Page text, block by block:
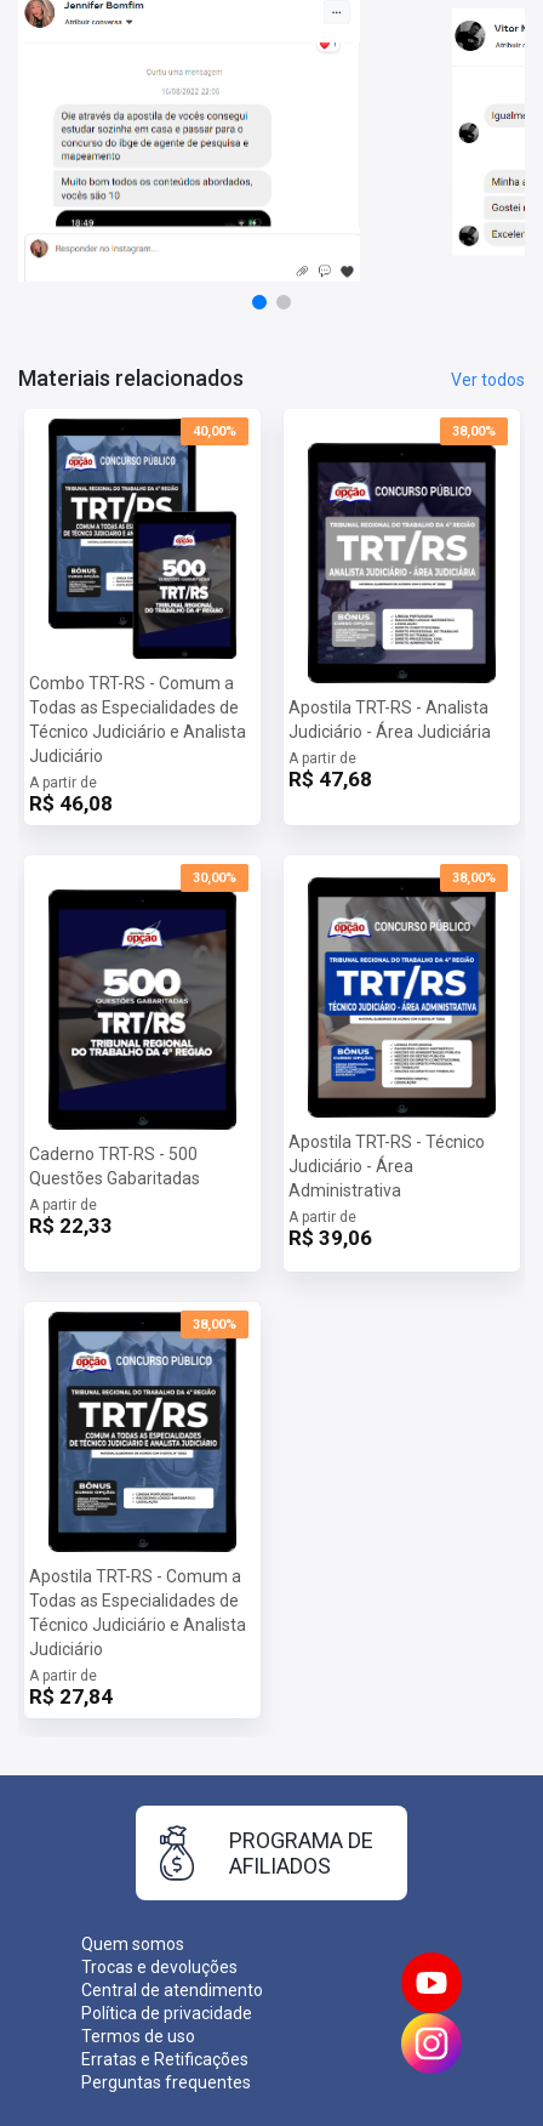
Vantagens de estudar com este Material:
- O conteúdo está organizado de forma a facilitar o treinamento
do candidato;
- Conheça o perfil da banca e direcione melhor seus estudos.
Materiais relacionados Ver todos
40,00%
Combo TRT-RS - Comum a
Todas as Especialidades de
Técnico Judiciário e Analista
Judiciário
A partir de
R$ 46,08
38,00%
Apostila TRT-RS - Analista
Judiciário - Área Judiciária
A partir de
R$ 47,68
30,00%
Caderno TRT-RS - 500
Questões Gabaritadas
A partir de
R$ 22,33
38,00%
Apostila TRT-RS - Técnico
Judiciário - Área
Administrativa
A partir de
R$ 39,06
38,00%
Apostila TRT-RS - Comum a
Todas as Especialidades de
Técnico Judiciário e Analista
Judiciário
A partir de
R$ 27,84
Quem somos
Trocas e devoluções
Central de atendimento
Política de privacidade
Termos de uso
Erratas e Retificações
Perguntas frequentes
PROGRAMA DE
AFILIADOS